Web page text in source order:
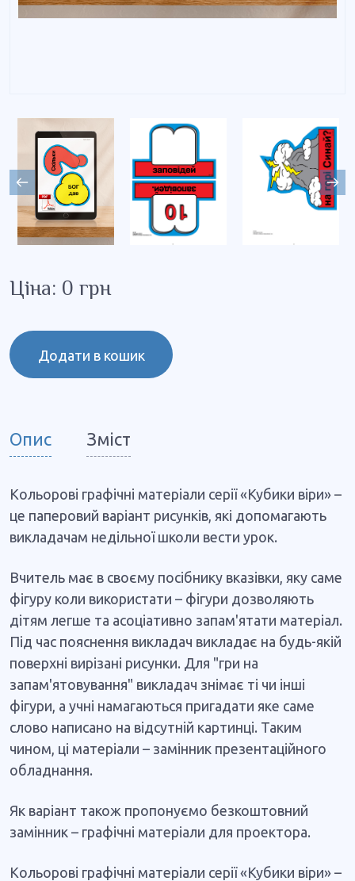
Ціна: 0 грн
Додати в кошик
Опис Зміст
Кольорові графічні матеріали серії «Кубики віри» –
це паперовий варіант рисунків, які допомагають
викладачам недільної школи вести урок.
Вчитель має в своєму посібнику вказівки, яку саме
фігуру коли використати – фігури дозволяють
дітям легше та асоціативно запам'ятати матеріал.
Під час пояснення викладач викладає на будь-якій
поверхні вирізані рисунки. Для "гри на
запам'ятовування" викладач знімає ті чи інші
фігури, а учні намагаються пригадати яке саме
слово написано на відсутній картинці. Таким
чином, ці матеріали – замінник презентаційного
обладнання.
Як варіант також пропонуємо безкоштовний
замінник – графічні матеріали для проектора.
Кольорові графічні матеріали серії «Кубики віри» –